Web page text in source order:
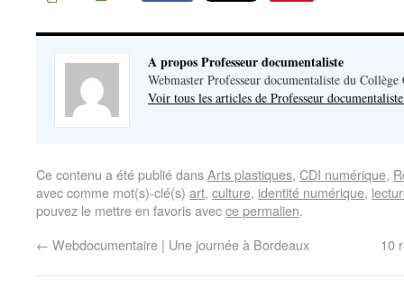
A propos Professeur documentaliste
Webmaster Professeur documentaliste du Collège
Voir tous les articles de Professeur
Ce contenu a été publié dansArts plastiques, CDI numérique,
avec comme mot(s)-clé(s) art, culture, identité numérique,
pouvez le mettre en favoris avecce permalien.
← Webdocumentaire | Une journée à Bordeaux 10